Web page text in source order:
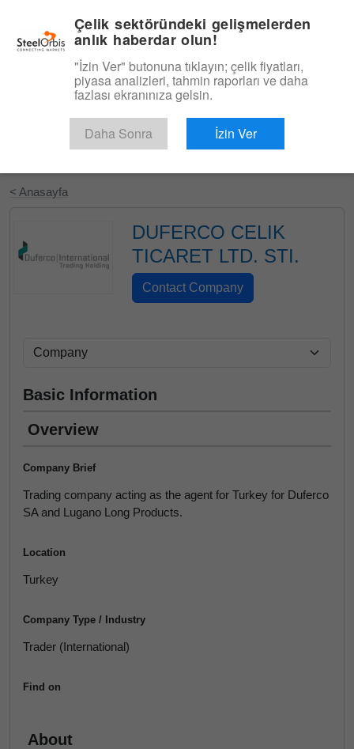
Ücretsiz Deneyin
< Anasayfa
DUFERCO CELIK
TICARET LTD. STI.
Basic Information
Overview
Company Brief
Trading company acting as the agent for Turkey for Duferco
SA and Lugano Long Products.
Location
Turkey
Company Type / Industry
Trader (International)
Find on
About
Çelik sektöründeki gelişmelerden
anlık haberdar olun!
"İzin Ver" butonuna tıklayın; çelik fiyatları,
piyasa analizleri, tahmin raporları ve daha
fazlası ekranınıza gelsin.
Daha Sonra İzin Ver